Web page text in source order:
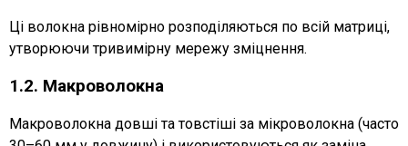
Ці волокна рівномірно розподіляються по всій матриці,
утворюючи тривимірну мережу зміцнення.
1.2. Макроволокна
Макроволокна довші та товстіші за мікроволокна (часто